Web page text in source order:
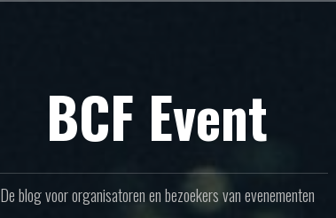
BCF Event
De blog voor organisatoren en bezoekers van evenementen